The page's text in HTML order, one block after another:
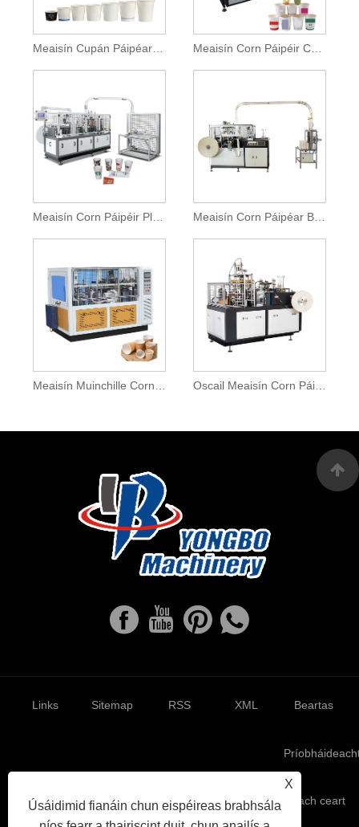
Meaisín Cupán Páipéar Indiúscartha Meaisín Corn Páipéir Cam Oscailte Pláta Aonair Ardluais
Meaisín Corn Páipéir Pláta Aonair Peann Cam
X
Úsáidimid fianáin chun eispéireas brabhsála
Links Sitemap RSS XML Beartas
Cóipcheart © 2022 Ruian Yongbo Machinery Co., Ltd. Gach ceart
ar cosaint